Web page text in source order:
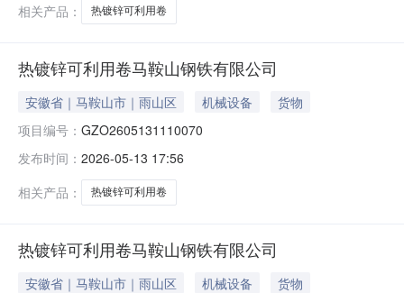
相关产品：
热镀锌可利用卷
热镀锌可利用卷马鞍山钢铁有限公司
安徽省｜马鞍山市｜雨山区 机械设备
货物
项目编号： GZO2605131110070
发布时间： 2026-05-13 17:56
相关产品：
热镀锌可利用卷
热镀锌可利用卷马鞍山钢铁有限公司
安徽省｜马鞍山市｜雨山区 机械设备
货物